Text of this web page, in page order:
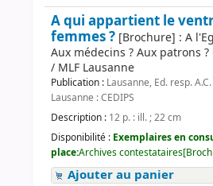
A qui appartient le
femmes ? [Brochure] : A
Aux médecins ? Aux patrons
/ MLF Lausanne
Publication : Lausanne, Ed. resp.
Lausanne : CEDIPS
Description : 12 p. : ill. ; 22 cm
Disponibilité : Exemplaires en
place:Archives contestataires[Broch
Ajouter au panier